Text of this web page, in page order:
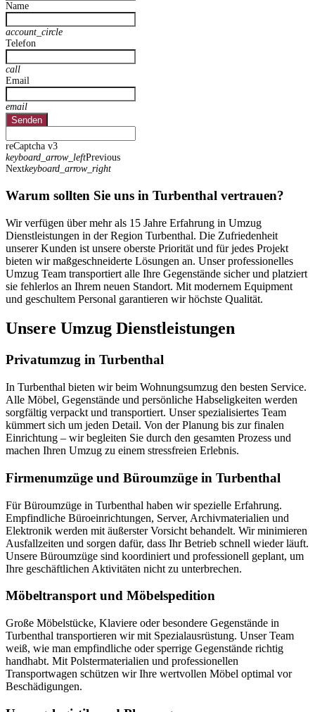
Name
account_circle
Telefon
call
Email
email
Senden
reCaptcha v3
keyboard_arrow_leftPrevious
Nextkeyboard_arrow_right
Warum sollten Sie uns in Turbenthal vertrauen?
Wir verfügen über mehr als 15 Jahre Erfahrung in Umzug
Dienstleistungen in der Region Turbenthal. Die Zufriedenheit
unserer Kunden ist unsere oberste Priorität und für jedes Projekt
bieten wir maßgeschneiderte Lösungen an. Unser professionelles
Umzug Team transportiert alle Ihre Gegenstände sicher und platziert
sie fehlerlos an Ihrem neuen Standort. Mit modernem Equipment
und geschultem Personal garantieren wir höchste Qualität.
Unsere Umzug Dienstleistungen
Privatumzug in Turbenthal
In Turbenthal bieten wir beim Wohnungsumzug den besten Service.
Alle Möbel, Gegenstände und persönliche Habseligkeiten werden
sorgfältig verpackt und transportiert. Unser spezialisiertes Team
kümmert sich um jeden Detail. Von der Planung bis zur finalen
Einrichtung – wir begleiten Sie durch den gesamten Prozess und
machen Ihren Umzug zu einem stressfreien Erlebnis.
Firmenumzüge und Büroumzüge in Turbenthal
Für Büroumzüge in Turbenthal haben wir spezielle Erfahrung.
Empfindliche Büroeinrichtungen, Server, Archivmaterialien und
Elektronik werden mit äußerster Vorsicht behandelt. Wir minimieren
Ausfallzeiten und sorgen dafür, dass Ihr Betrieb schnell wieder läuft.
Unsere Büroumzüge sind koordiniert und professionell geplant, um
Ihre geschäftlichen Aktivitäten nicht zu unterbrechen.
Möbeltransport und Möbelspedition
Große Möbelstücke, Klaviere oder besondere Gegenstände in
Turbenthal transportieren wir mit Spezialausrüstung. Unser Team
weiß, wie man empfindliche oder sperrige Gegenstände richtig
handhabt. Mit Polstermaterialien und professionellen
Transportwagen schützen wir Ihre wertvollen Möbel optimal vor
Beschädigungen.